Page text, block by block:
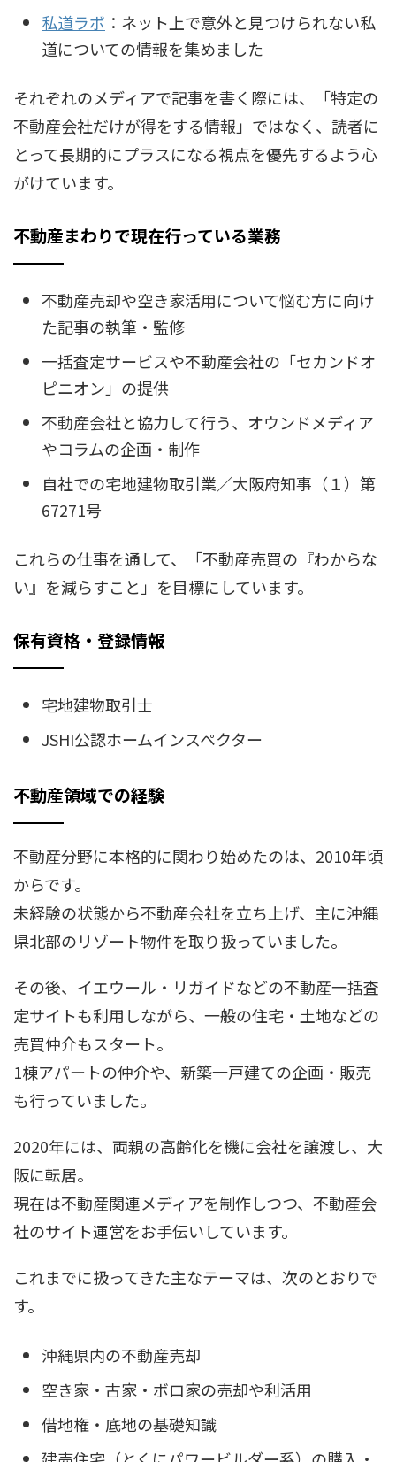
私道ラボ ：ネット上で意外と見つけられない私
道についての情報を集めました
それぞれのメディアで記事を書く際には、「特定の
不動産会社だけが得をする情報」ではなく、読者に
とって長期的にプラスになる視点を優先するよう心
がけています。
不動産まわりで現在行っている業務
不動産売却や空き家活用について悩む方に向け
た記事の執筆・監修
一括査定サービスや不動産会社の「セカンドオ
ピニオン」の提供
不動産会社と協力して行う、オウンドメディア
やコラムの企画・制作
自社での宅地建物取引業／大阪府知事（１）第
67271号
これらの仕事を通して、「不動産売買の『わからな
い』を減らすこと」を目標にしています。
保有資格・登録情報
宅地建物取引士
JSHI公認ホームインスペクター
不動産領域での経験
不動産分野に本格的に関わり始めたのは、2010年頃
からです。
未経験の状態から不動産会社を立ち上げ、主に沖縄
県北部のリゾート物件を取り扱っていました。
その後、イエウール・リガイドなどの不動産一括査
定サイトも利用しながら、一般の住宅・土地などの
売買仲介もスタート。
1棟アパートの仲介や、新築一戸建ての企画・販売
も行っていました。
2020年には、両親の高齢化を機に会社を譲渡し、大
阪に転居。
現在は不動産関連メディアを制作しつつ、不動産会
社のサイト運営をお手伝いしています。
これまでに扱ってきた主なテーマは、次のとおりで
す。
沖縄県内の不動産売却
空き家・古家・ボロ家の売却や利活用
借地権・底地の基礎知識